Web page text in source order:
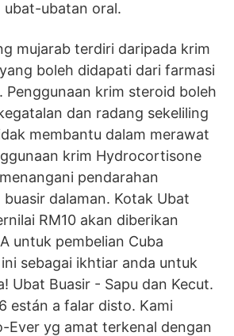
ubat-ubatan oral.
mujarab terdiri daripada krim
boleh didapati dari farmasi
Penggunaan krim steroid boleh
dan radang sekeliling
membantu dalam merawat
krim Hydrocortisone
pendarahan
dalaman. Kotak Ubat
RM10 akan diberikan
untuk pembelian Cuba
sebagai ikhtiar anda untuk
Ubat Buasir - Sapu dan Kecut.
están a falar disto. Kami
Ever yg amat terkenal dengan